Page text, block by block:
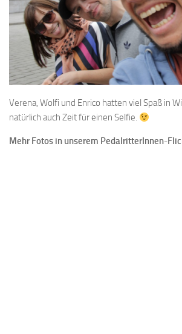
Verena, Wolfi und Enrico hatten viel Spaß in
natürlich auch Zeit für einen Selfie.
Mehr Fotos in unserem PedalritterInnen-